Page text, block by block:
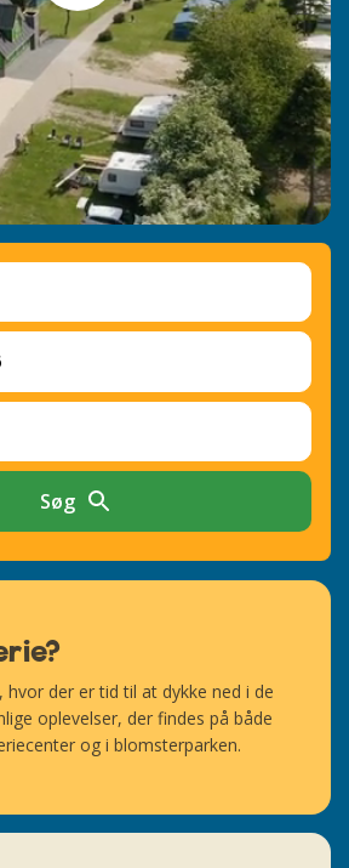
Søg
hvor der er tid til at dykke ned i de
oplevelser, der findes på både
og i blomsterparken.